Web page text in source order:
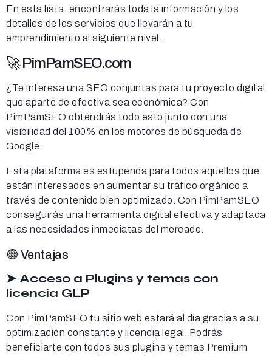
En esta lista, encontrarás toda la información y los
detalles de los servicios que llevarán a tu
emprendimiento al siguiente nivel.
🚀 PimPamSEO.com
¿Te interesa una SEO conjuntas para tu proyecto digital
que aparte de efectiva sea económica? Con
PimPamSEO obtendrás todo esto junto con una
visibilidad del 100% en los motores de búsqueda de
Google.
Esta plataforma es estupenda para todos aquellos que
están interesados en aumentar su tráfico orgánico a
través de contenido bien optimizado. Con PimPamSEO
conseguirás una herramienta digital efectiva y adaptada
a las necesidades inmediatas del mercado.
🟢 Ventajas
➤ Acceso a Plugins y temas con
licencia GLP
Con PimPamSEO tu sitio web estará al día gracias a su
optimización constante y licencia legal. Podrás
beneficiarte con todos sus plugins y temas Premium